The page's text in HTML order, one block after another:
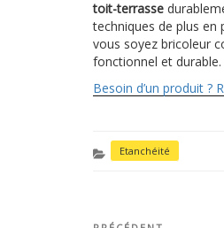
toit-terrasse
techniques de plus
vous soyez bricoleur
fonctionnel et durable.
Besoin d’un produit ?
CATÉGORIES
Etanchéité